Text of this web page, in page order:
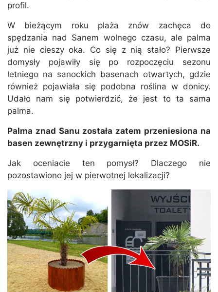
profil.
W bieżącym roku plaża znów zachęca do
spędzania nad Sanem wolnego czasu, ale palma
już nie cieszy oka. Co się z nią stało? Pierwsze
domysły pojawiły się po rozpoczęciu sezonu
letniego na sanockich basenach otwartych, gdzie
również pojawiała się podobna roślina w donicy.
Udało nam się potwierdzić, że jest to ta sama
palma.
Palma znad Sanu została zatem przeniesiona na
basen zewnętrzny i przygarnięta przez MOSiR.
Jak oceniacie ten pomysł? Dlaczego nie
pozostawiono jej w pierwotnej lokalizacji?